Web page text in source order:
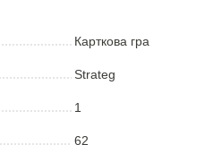
Карткова гра
Strateg
1
62